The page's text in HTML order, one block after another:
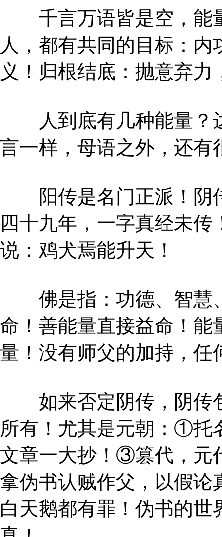
千言万语皆是空，能
人，都有共同的目标：
义！归根结底：抛意弃力
人到底有几种能量？
言一样，母语之外，还有
阳传是名门正派！阴
四十九年，一字真经未
说：鸡犬焉能升天！
佛是指：功德、智慧
命！善能量直接益命！能
量！没有师父的加持，任
如来否定阴传，阴传
所有！尤其是元朝：①托
文章一大抄！③篡代，元
拿伪书认贼作父，以假论
白天鹅都有罪！伪书的